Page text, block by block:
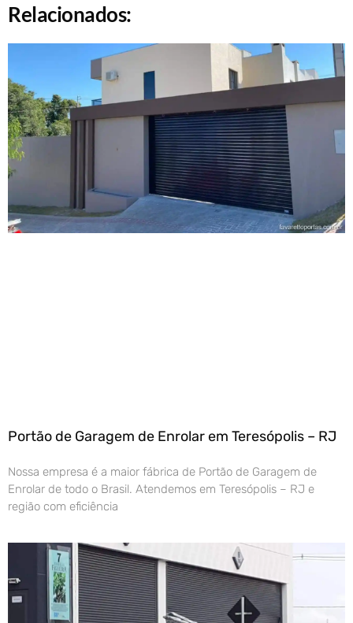
Relacionados:
Portão de Garagem de Enrolar em Teresópolis – RJ
Nossa empresa é a maior fábrica de Portão de Garagem de
Enrolar de todo o Brasil. Atendemos em Teresópolis – RJ e
região com eficiência